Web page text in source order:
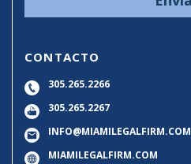
CONTACTO
305.265.2266
305.265.2267
INFO@MIAMILEGALFIRM.COM
MIAMILEGALFIRM.COM